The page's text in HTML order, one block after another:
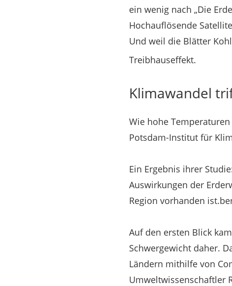
ein wenig nach „Die
Hochauflösende
Und weil die Blätter
Treibhauseffekt.
Klimawandel
Wie hohe
Potsdam-Institut für
Ein Ergebnis ihrer
Auswirkungen der
Region vorhanden
Auf den ersten Blick
Schwergewicht daher.
Ländern mithilfe von
Umweltwissenschaftler